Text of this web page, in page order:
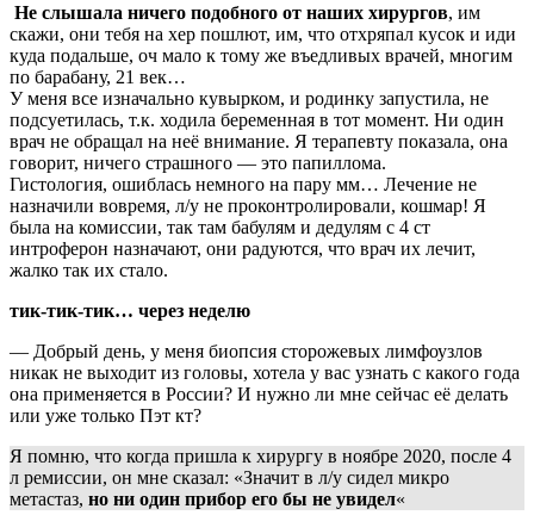
Не слышала ничего подобного от наших хирургов, им
скажи, они тебя на хер пошлют, им, что отхряпал кусок и иди
куда подальше, оч мало к тому же въедливых врачей, многим
по барабану, 21 век…
У меня все изначально кувырком, и родинку запустила, не
подсуетилась, т.к. ходила беременная в тот момент. Ни один
врач не обращал на неё внимание. Я терапевту показала, она
говорит, ничего страшного — это папиллома.
Гистология, ошиблась немного на пару мм… Лечение не
назначили вовремя, л/у не проконтролировали, кошмар! Я
была на комиссии, так там бабулям и дедулям с 4 ст
интроферон назначают, они радуются, что врач их лечит,
жалко так их стало.
тик-тик-тик… через неделю
— Добрый день, у меня биопсия сторожевых лимфоузлов
никак не выходит из головы, хотела у вас узнать с какого года
она применяется в России? И нужно ли мне сейчас её делать
или уже только Пэт кт?
Я помню, что когда пришла к хирургу в ноябре 2020, после 4
л ремиссии, он мне сказал: «Значит в л/у сидел микро
метастаз, но ни один прибор его бы не увидел«